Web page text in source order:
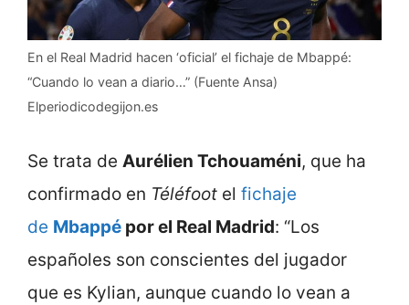
En el Real Madrid hacen ‘oficial’ el fichaje de Mbappé:
“Cuando lo vean a diario…” (Fuente Ansa)
Elperiodicodegijon.es
Se trata de Aurélien Tchouaméni, que ha
confirmado en Téléfoot el fichaje
de Mbappé por el Real Madrid: “Los
españoles son conscientes del jugador
que es Kylian, aunque cuando lo vean a